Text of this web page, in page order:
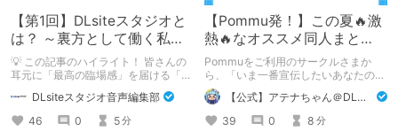
【第1回】DLsiteスタジオと
は？ ～裏方として働く私た
ちの紹介
💡 この記事のハイライト！ 皆さんの
耳元に「最高の臨場感」を届ける「サ
ウンドエンジニアの仕事」のリアルな
舞台裏を大公開！ スマートな専門
職……と思いきや、実態は「音の変態
（褒め言葉）」が集まるチーム！？
DLsiteスタジオ音声編集部
46
0 5分
【Pommu発！】この夏🔥激
熱🔥なオススメ同人まと
め！ その1
Pommuをご利用のサークルさまか
ら、「いま一番宣伝したいあなたの
DLsite作品」を募りました！ この夏
🔥激熱🔥な作品ばかり！あなたがまだ
出会っていない、運命の作品が見つか
るかも！
【公式】アテナちゃん＠DLチャンネル
39
0 8 分